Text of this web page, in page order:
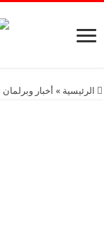
الرئيسية » أخبار وبرلمان